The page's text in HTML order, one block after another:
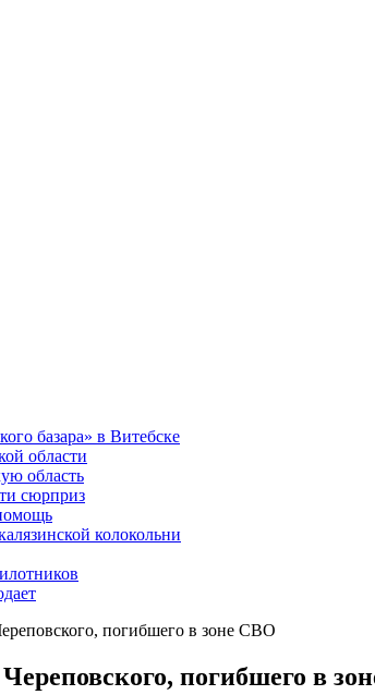
базара» в Витебске
области
область
сюрприз
колокольни
погибшего в зоне СВО
погибшего в